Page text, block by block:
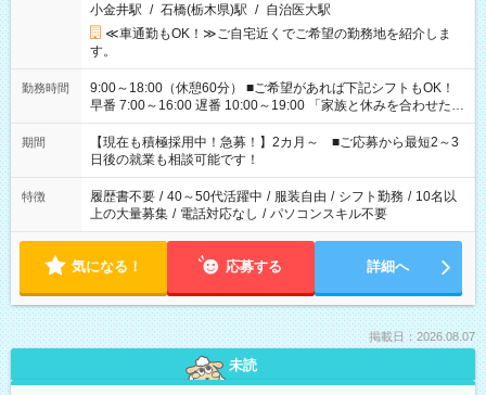
小金井駅 / 石橋(栃木県)駅 / 自治医大駅
≪車通勤もOK！≫ご自宅近くでご希望の勤務地を紹介しま
す。
勤務時間
9:00～18:00（休憩60分） ■ご希望があれば下記シフトもOK！
早番 7:00～16:00 遅番 10:00～19:00 「家族と休みを合わせた
い」 「余裕を持って夕飯の準備がしたい」 「できれば残業はし
たくない」 など、ご希望を教えてくださいね。 ※Wワーク希望
の方へ 今ご覧のお仕事で希望する勤務時間と、もう1つのお仕事
の勤務時間。 合計で週40時間を超える場合は応募できません。
期間
【現在も積極採用中！急募！】2カ月～ ■ご応募から最短2～3
日後の就業も相談可能です！
特徴 履歴書不要 / 40～50代活躍中 / 服装自由 / シフト勤務 / 10名以
上の大量募集 / 電話対応なし / パソコンスキル不要
気になる！ 応募する 詳細へ
掲載日：2026.08.07
未読